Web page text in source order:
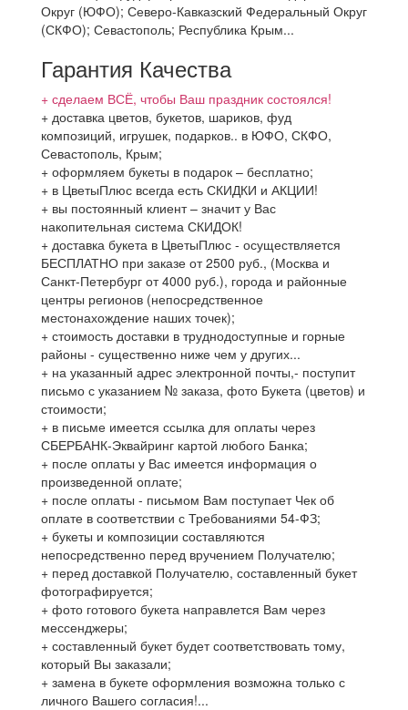
Округ (ЮФО); Северо-Кавказский Федеральный Округ
(СКФО); Севастополь; Республика Крым...
Гарантия Качества
+ сделаем ВСЁ, чтобы Ваш праздник состоялся!
+ доставка цветов, букетов, шариков, фуд
композиций, игрушек, подарков.. в ЮФО, СКФО,
Севастополь, Крым;
+ оформляем букеты в подарок – бесплатно;
+ в ЦветыПлюс всегда есть СКИДКИ и АКЦИИ!
+ вы постоянный клиент – значит у Вас
накопительная система СКИДОК!
+ доставка букета в ЦветыПлюс - осуществляется
БЕСПЛАТНО при заказе от 2500 руб., (Москва и
Санкт-Петербург от 4000 руб.), города и районные
центры регионов (непосредственное
местонахождение наших точек);
+ стоимость доставки в труднодоступные и горные
районы - существенно ниже чем у других...
+ на указанный адрес электронной почты,- поступит
письмо с указанием № заказа, фото Букета (цветов) и
стоимости;
+ в письме имеется ссылка для оплаты через
СБЕРБАНК-Эквайринг картой любого Банка;
+ после оплаты у Вас имеется информация о
произведенной оплате;
+ после оплаты - письмом Вам поступает Чек об
оплате в соответствии с Требованиями 54-ФЗ;
+ букеты и композиции составляются
непосредственно перед вручением Получателю;
+ перед доставкой Получателю, составленный букет
фотографируется;
+ фото готового букета направлется Вам через
мессенджеры;
+ составленный букет будет соответствовать тому,
который Вы заказали;
+ замена в букете оформления возможна только с
личного Вашего согласия!...